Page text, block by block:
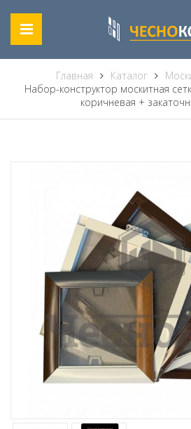
Главная Каталог
Набор-конструктор москитная
коричневая +